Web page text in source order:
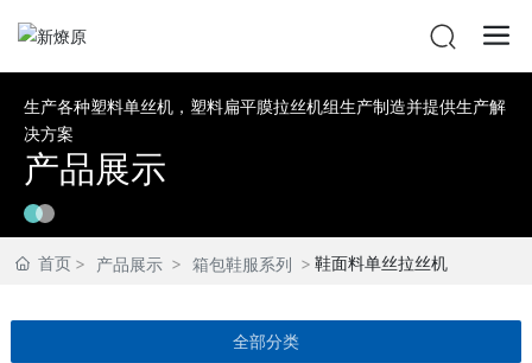
产品展示
生产各种塑料单丝机，塑料扁平膜拉丝机组生产制造并提供生产解
决方案
首页 产品展示 箱包鞋服系列 鞋面料单丝拉丝机
全部分类